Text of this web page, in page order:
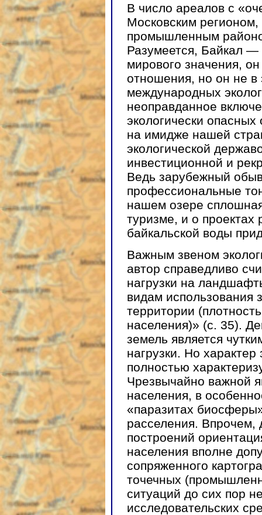
В число ареалов с
Московским
промышленным
Разумеется, Байкал —
мирового значения,
отношения, но он не в
международных
неоправданное
экологически опасных
на имидже нашей
экологической
инвестиционной и
Ведь зарубежный
профессиональные
нашем озере
туризме, и о проектах
байкальской воды
Важным звеном
автор справедливо
нагрузки на
видам использования
территории
населения)» (с. 35).
земель является
нагрузки. Но
полностью
Чрезвычайно важной
населения, в
«паразитах
расселения.
построений
населения вполне
сопряженного
точечных
ситуаций до сих пор
исследовательских